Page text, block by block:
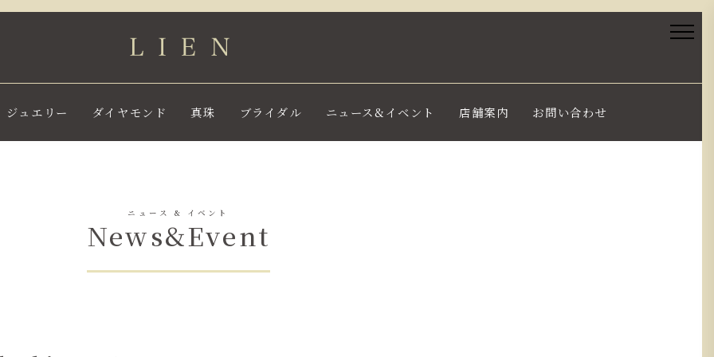
ジュエリー ダイヤモンド 真珠 ブライダル ニュース&イベント 店舗案内 お問い合わせ
ニュース & イベント
News&Event